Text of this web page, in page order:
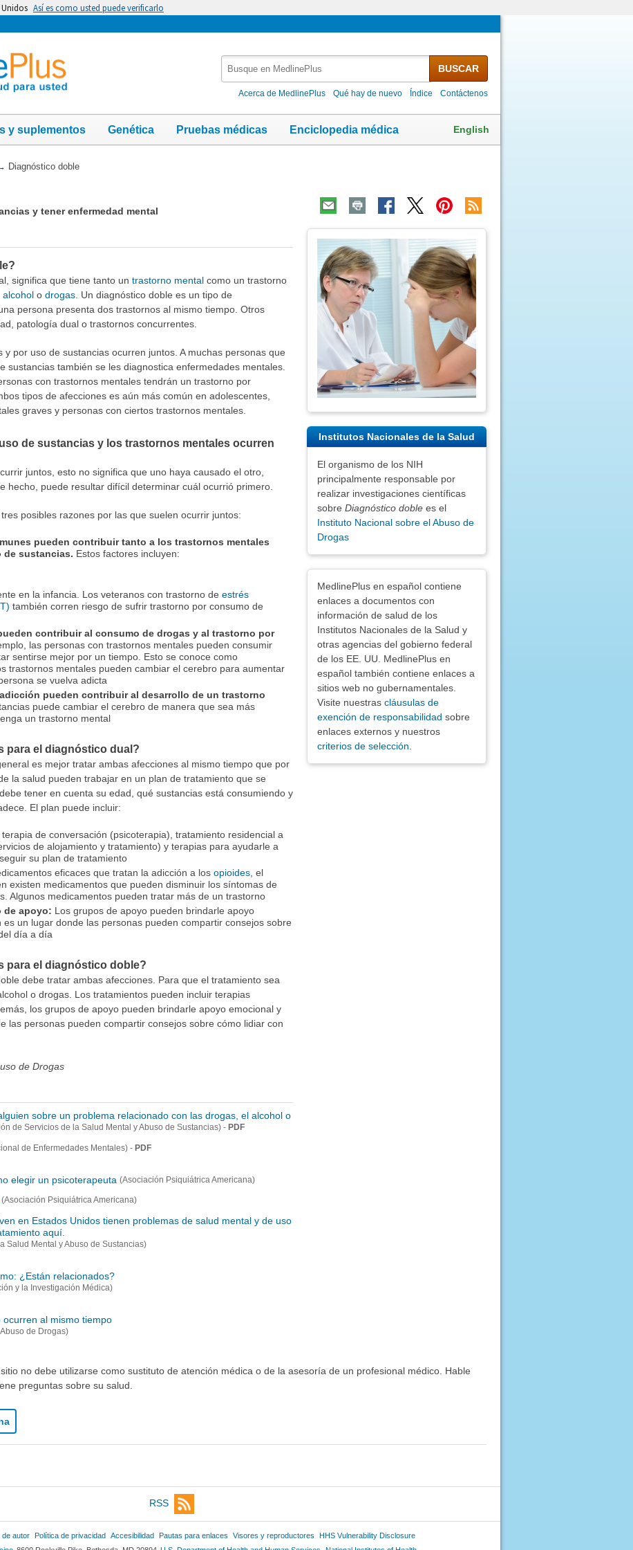
Así es como usted puede verificarlo
MedlinePlus
BUSCAR
Acerca de MedlinePlus Qué hay de nuevo Índice Contáctenos
y suplementos Genética Pruebas médicas Enciclopedia médica English
Diagnóstico doble
y tener enfermedad mental
significa que tiene tanto un trastorno mentalcomo un trastorno
alcoholo drogas. Un diagnóstico doble es un tipo de
persona presenta dos trastornos al mismo tiempo. Otros
patología dual o trastornos concurrentes.
por uso de sustancias ocurren juntos. A muchas personas que
sustancias también se les diagnostica enfermedades mentales.
con trastornos mentales tendrán un trastorno por
tipos de afecciones es aún más común en adolescentes,
graves y personas con ciertos trastornos mentales.
de sustancias y los trastornos mentales ocurren
juntos, esto no significa que uno haya causado el otro,
hecho, puede resultar difícil determinar cuál ocurrió primero.
posibles razones por las que suelen ocurrir juntos:
pueden contribuir tanto a los trastornos mentales
de sustancias. Estos factores incluyen:
en la infancia. Los veteranos con trastorno de estrés
también corren riesgo de sufrir trastorno por consumo de
contribuir al consumo de drogas y al trastorno por
las personas con trastornos mentales pueden consumir
sentirse mejor por un tiempo. Esto se conoce como
trastornos mentales pueden cambiar el cerebro para aumentar
se vuelva adicta
pueden contribuir al desarrollo de un trastorno
puede cambiar el cerebro de manera que sea más
un trastorno mental
para el diagnóstico dual?
es mejor tratar ambas afecciones al mismo tiempo que por
la salud pueden trabajar en un plan de tratamiento que se
tener en cuenta su edad, qué sustancias está consumiendo y
El plan puede incluir:
terapia de conversación (psicoterapia), tratamiento residencial a
de alojamiento y tratamiento) y terapias para ayudarle a
su plan de tratamiento
eficaces que tratan la adicción a los opioides, el
existen medicamentos que pueden disminuir los síntomas de
Algunos medicamentos pueden tratar más de un trastorno
de apoyo: Los grupos de apoyo pueden brindarle apoyo
es un lugar donde las personas pueden compartir consejos sobre
día a día
para el diagnóstico doble?
debe tratar ambas afecciones. Para que el tratamiento sea
o drogas. Los tratamientos pueden incluir terapias
los grupos de apoyo pueden brindarle apoyo emocional y
las personas pueden compartir consejos sobre cómo lidiar con
de Drogas
sobre un problema relacionado con las drogas, el alcohol o
de Servicios de la Salud Mental y Abuso de Sustancias)- PDF
de Enfermedades Mentales)- PDF
elegir un psicoterapeuta (Asociación Psiquiátrica Americana)
(Asociación Psiquiátrica Americana)
en Estados Unidos tienen problemas de salud mental y de uso
aquí.
Salud Mental y Abuso de Sustancias)
¿Están relacionados?
y la Investigación Médica)
al mismo tiempo
de Drogas)
Tema
Imagen
Institutos Nacionales de la Salud
El organismo de los NIH
principalmente responsable por
realizar investigaciones científicas
sobre Diagnóstico doblees el
Instituto Nacional sobre el Abuso de
Drogas
MedlinePlus en español contiene
enlaces a documentos con
información de salud de los
Institutos Nacionales de la Salud y
otras agencias del gobierno federal
de los EE. UU. MedlinePlus en
español también contiene enlaces a
sitios web no gubernamentales.
Visite nuestras cláusulas de
exención de responsabilidad sobre
enlaces externos y nuestros
criterios de selección
no debe utilizarse como sustituto de atención médica o de la asesoría de un profesional médico. Hable
preguntas sobre su salud.
RSS
autor Política de privacidad Accesibilidad Pautas para enlaces Visores y reproductores
HHS Vulnerability Disclosure